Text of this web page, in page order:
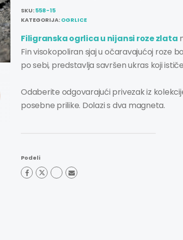
SKU:558-15
KATEGORIJA:OGRLICE
Filigranska ogrlica u nijansi roze zlata
Fin visokopoliran sjaj u očaravajućoj roze
po sebi, predstavlja savršen ukras koji
Odaberite odgovarajući privezak iz
posebne prilike. Dolazi s dva magneta.
Podeli